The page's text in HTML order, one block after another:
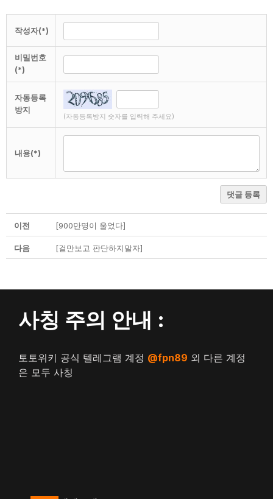
작성자(*)
비밀번호
(*)
자동등록
방지
(자동등록방지 숫자를 입력해 주세요)
내용(*)
댓글 등록
이전 [900만명이 울었다]
다음 [겉만보고 판단하지말자]
사칭 주의 안내 :
토토위키 공식 텔레그램 계정 @fpn89 외 다른 계정
은 모두 사칭